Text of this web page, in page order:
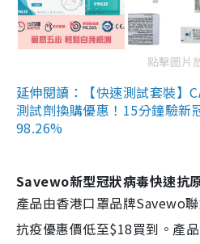
點擊圖片
延伸閱讀：【快速測試套裝】
測試劑換購優惠！15分鐘驗新
98.26%
Savewo新型冠狀病毒快速抗
產品由香港口罩品牌Savewo聯
抗疫優惠價低至$18買到。產